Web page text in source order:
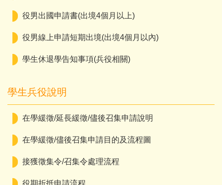
役男出國申請書(出境4個月以上)
役男線上申請短期出境(出境4個月以內)
學生休退學告知事項(兵役相關)
學生兵役說明
在學緩徵/延長緩徵/儘後召集申請說明
在學緩徵/儘後召集申請目的及流程圖
接獲徵集令/召集令處理流程
役期折抵申請流程